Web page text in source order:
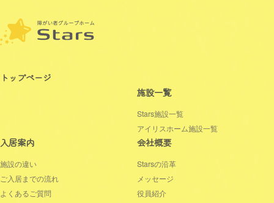
トップページ
施設一覧
Stars施設一覧
アイリスホーム施設一覧
入居案内
施設の違い
ご入居までの流れ
よくあるご質問
会社概要
Starsの沿革
メッセージ
役員紹介